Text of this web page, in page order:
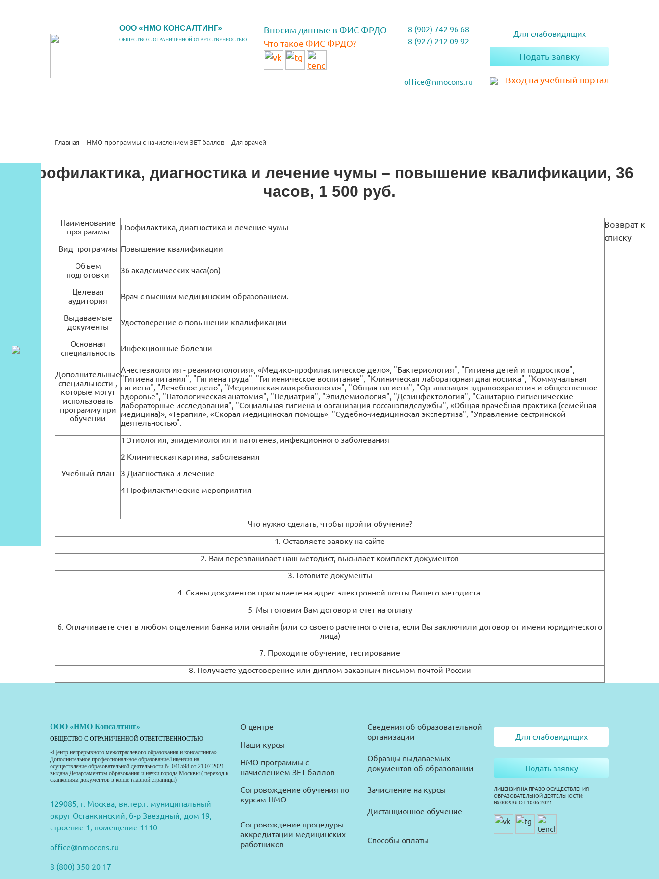
ООО «НМО КОНСАЛТИНГ»
ОБЩЕСТВО С ОГРАНИЧЕННОЙ ОТВЕТСТВЕННОСТЬЮ
Вносим данные в ФИС ФРДО
Что такое ФИС ФРДО?
8 (902) 742 96 68
8 (927) 212 09 92
office@nmocons.ru
Для слабовидящих
Подать заявку
Вход на учебный портал
Главная НМО-программы с начислением ЗЕТ-баллов Для врачей
Профилактика, диагностика и лечение чумы – повышение квалификации, 36
часов, 1 500 руб.
Наименование
программы
Профилактика, диагностика и лечение чумы
Вид программы Повышение квалификации
Объем
подготовки
36 академических часа(ов)
Целевая
аудитория
Врач с высшим медицинским образованием.
Выдаваемые
документы
Удостоверение о повышении квалификации
Основная
специальность
Инфекционные болезни
Дополнительные
специальности ,
которые могут
использовать
программу при
обучении
Анестезиология - реанимотология», «Медико-профилактическое дело», "Бактериология", "Гигиена детей и подростков",
"Гигиена питания", "Гигиена труда", "Гигиеническое воспитание", "Клиническая лабораторная диагностика", "Коммунальная
гигиена", "Лечебное дело", "Медицинская микробиология", "Общая гигиена", "Организация здравоохранения и общественное
здоровье", "Патологическая анатомия", "Педиатрия", "Эпидемиология", "Дезинфектология", "Санитарно-гигиенические
лабораторные исследования", "Социальная гигиена и организация госсанэпидслужбы", «Общая врачебная практика (семейная
медицина)», «Терапия», «Скорая медицинская помощь», "Судебно-медицинская экспертиза", "Управление сестринской
деятельностью".
Учебный план
1 Этиология, эпидемиология и патогенез, инфекционного заболевания
2 Клиническая картина, заболевания
3 Диагностика и лечение
4 Профилактические мероприятия
Что нужно сделать, чтобы пройти обучение?
1. Оставляете заявку на сайте
2. Вам перезванивает наш методист, высылает комплект документов
3. Готовите документы
4. Сканы документов присылаете на адрес электронной почты Вашего методиста.
5. Мы готовим Вам договор и счет на оплату
6. Оплачиваете счет в любом отделении банка или онлайн (или со своего расчетного счета, если Вы заключили договор от имени юридического
лица)
7. Проходите обучение, тестирование
8. Получаете удостоверение или диплом заказным письмом почтой России
Возврат к
списку
ООО «НМО Консалтинг»
ОБЩЕСТВО С ОГРАНИЧЕННОЙ ОТВЕТСТВЕННОСТЬЮ
«Центр непрерывного межотраслевого образования и консалтинга»
Дополнительное профессиональное образованиеЛицензия на
осуществление образовательной деятельности № 041598 от 21.07.2021
выдана Департаментом образования и науки города Москвы ( переход к
сканкопиям документов в конце главной страницы)
129085, г. Москва, вн.тер.г. муниципальный
округ Останкинский, б-р Звездный, дом 19,
строение 1, помещение 1110
office@nmocons.ru
8 (800) 350 20 17
О центре
Наши курсы
НМО-программы с
начислением ЗЕТ-баллов
Сопровождение обучения по
курсам НМО
Сопровождение процедуры
аккредитации медицинских
работников
Сведения об образовательной
организации
Образцы выдаваемых
документов об образовании
Зачисление на курсы
Дистанционное обучение
Способы оплаты
Для слабовидящих
Подать заявку
ЛИЦЕНЗИЯ НА ПРАВО ОСУЩЕСТВЛЕНИЯ
ОБРАЗОВАТЕЛЬНОЙ ДЕЯТЕЛЬНОСТИ:
№ 000936 ОТ 10.06.2021